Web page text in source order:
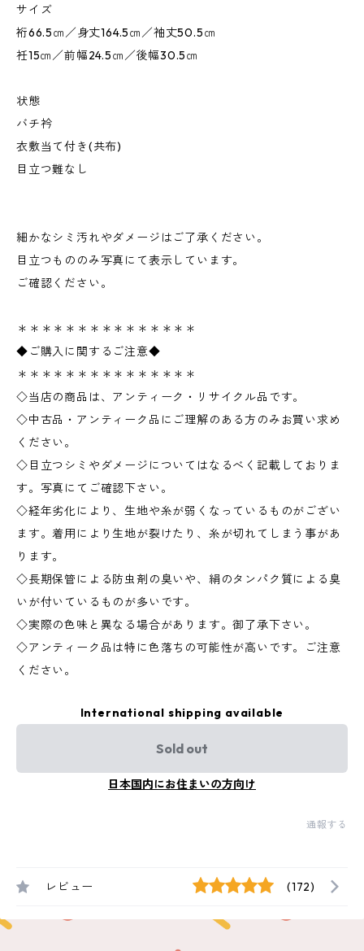
サイズ
裄66.5㎝／身丈164.5㎝／袖丈50.5㎝
衽15㎝／前幅24.5㎝／後幅30.5㎝
状態
バチ衿
衣敷当て付き(共布)
目立つ難なし
細かなシミ汚れやダメージはご了承ください。
目立つもののみ写真にて表示しています。
ご確認ください。
＊＊＊＊＊＊＊＊＊＊＊＊＊＊＊
◆ご購入に関するご注意◆
＊＊＊＊＊＊＊＊＊＊＊＊＊＊＊
◇当店の商品は、アンティーク・リサイクル品です。
◇中古品・アンティーク品にご理解のある方のみお買い求め
ください。
◇目立つシミやダメージについてはなるべく記載しておりま
す。写真にてご確認下さい。
◇経年劣化により、生地や糸が弱くなっているものがござい
ます。着用により生地が裂けたり、糸が切れてしまう事があ
ります。
◇長期保管による防虫剤の臭いや、絹のタンパク質による臭
いが付いているものが多いです。
◇実際の色味と異なる場合があります。御了承下さい。
◇アンティーク品は特に色落ちの可能性が高いです。ご注意
ください。
International shipping available
Sold out
日本国内にお住まいの方向け
通報する
レビュー (172)